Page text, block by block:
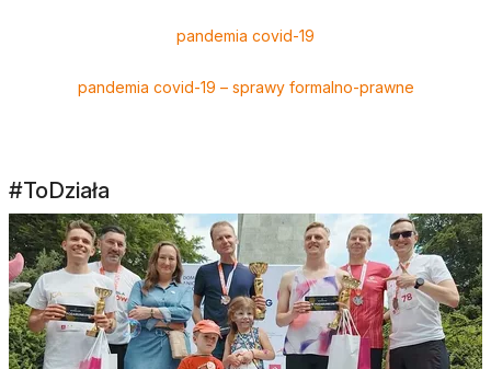
pandemia covid-19
pandemia covid-19 – sprawy formalno-prawne
#ToDziała